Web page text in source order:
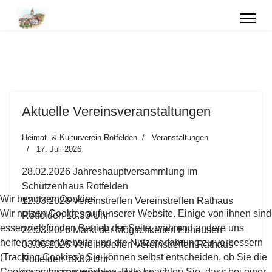
Aktuelle Vereinsveranstaltungen
Heimat- & Kulturverein Rotfelden
Veranstaltungen
17. Juli 2026
28.02.2026 Jahreshauptversammlung im
Schützenhaus Rotfelden
12.03.2026 Vereinstreffen Vereinstreffen Rathaus
Rotfelden 19:30 Uhr
22.03.2026 Markt der Möglichkeiten Ebhausen
03.06.2026 Vereinstreffen Vereinstreffen Rathaus
Rotfelden 19:30 Uhr
Wir benutzen Cookies
Wir nutzen Cookies auf unserer Website. Einige von ihnen sind
essenziell für den Betrieb der Seite, während andere uns
helfen, diese Website und die Nutzererfahrung zu verbessern
(Tracking Cookies). Sie können selbst entscheiden, ob Sie die